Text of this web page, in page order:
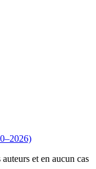
et en aucun cas